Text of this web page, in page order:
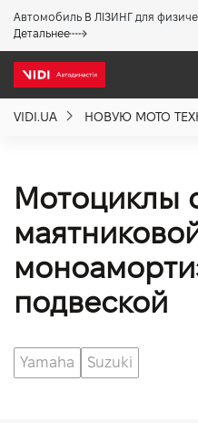
Автомобиль В ЛІЗИНГ для
Детальнее
VIDI.UA НОВУЮ МОТО
Мотоциклы
подвеской
Yamaha Suzuki
Акции %
Новости
Политика
Вакансии